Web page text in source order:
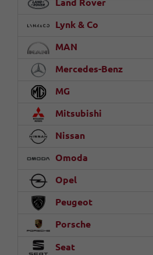
Land Rover
Lynk & Co
MAN
Mercedes-Benz
MG
Mitsubishi
Nissan
Omoda
Opel
Peugeot
Porsche
Seat